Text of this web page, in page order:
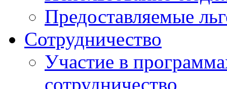
Предоставляемые
Сотрудничество
Участие в
сотрудничество